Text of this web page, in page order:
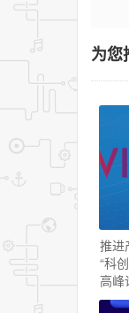
为您
推进
“科
高峰